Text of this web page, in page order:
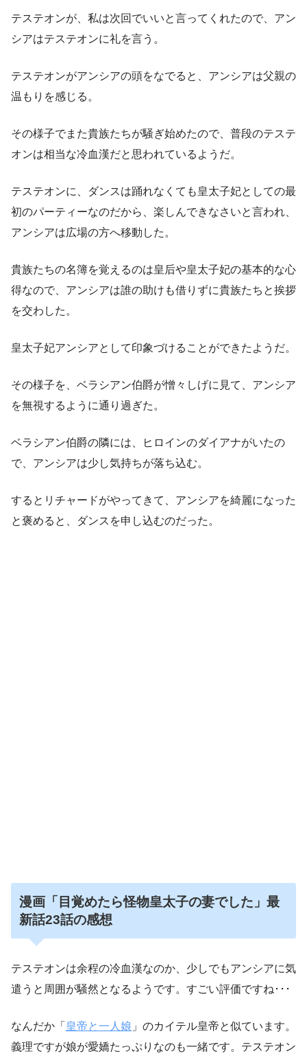
テステオンが、私は次回でいいと言ってくれたので、アン
シアはテステオンに礼を言う。
テステオンがアンシアの頭をなでると、アンシアは父親の
温もりを感じる。
その様子でまた貴族たちが騒ぎ始めたので、普段のテステ
オンは相当な冷血漢だと思われているようだ。
テステオンに、ダンスは踊れなくても皇太子妃としての最
初のパーティーなのだから、楽しんできなさいと言われ、
アンシアは広場の方へ移動した。
貴族たちの名簿を覚えるのは皇后や皇太子妃の基本的な心
得なので、アンシアは誰の助けも借りずに貴族たちと挨拶
を交わした。
皇太子妃アンシアとして印象づけることができたようだ。
その様子を、ベラシアン伯爵が憎々しげに見て、アンシア
を無視するように通り過ぎた。
ベラシアン伯爵の隣には、ヒロインのダイアナがいたの
で、アンシアは少し気持ちが落ち込む。
するとリチャードがやってきて、アンシアを綺麗になった
と褒めると、ダンスを申し込むのだった。
漫画「目覚めたら怪物皇太子の妻でした」最
新話23話の感想
テステオンは余程の冷血漢なのか、少しでもアンシアに気
遣うと周囲が騒然となるようです。すごい評価ですね･･･
なんだか「 皇帝と一人娘 」のカイテル皇帝と似ています。
義理ですが娘が愛嬌たっぷりなのも一緒です。テステオン